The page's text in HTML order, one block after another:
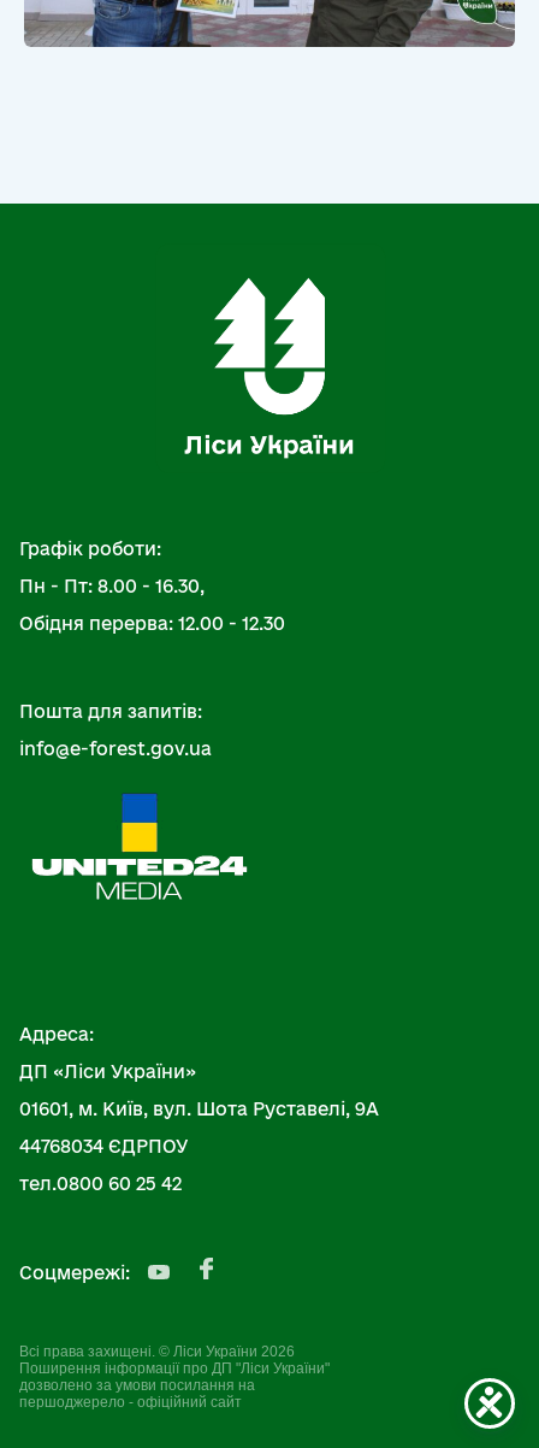
Графік роботи:
Пн - Пт: 8.00 - 16.30,
Обідня перерва: 12.00 - 12.30
Пошта для запитів:
info@e-forest.gov.ua
Адреса:
ДП «Ліси України»
01601, м. Київ, вул. Шота Руставелі, 9А
44768034 ЄДРПОУ
тел.0800 60 25 42
Всі права захищені. © Ліси України 2026
Поширення інформації про ДП "Ліси України"
дозволено за умови посилання на
першоджерело - офіційний сайт
Соцмережі: